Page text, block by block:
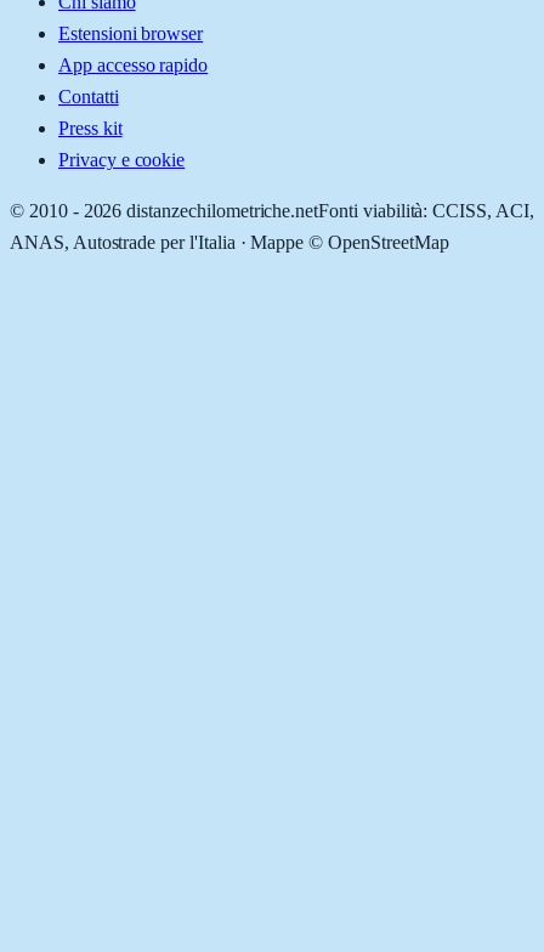
Estensioni browser
App accesso rapido
Contatti
Press kit
Privacy e cookie
© 2010 - 2026 distanzechilometriche.netFonti viabilità: CCISS, ACI,
ANAS, Autostrade per l'Italia · Mappe © OpenStreetMap